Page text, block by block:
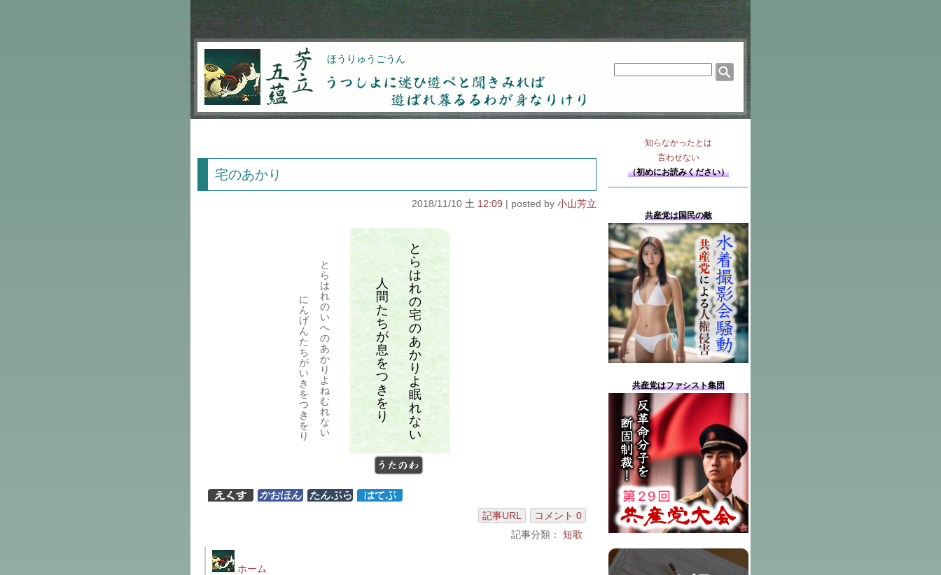
芳立五蘊 ほうりゅうごうん
うつしよに迷ひ遊べと聞きみれば遊ばれ暮るるわが
宅のあかり
2018/11/10 土 12:09 小山芳立
と
ら
は
れ
の
宅
の
あ
か
り
よ
眠
れ
な
い
人
間
た
ち
が
息
を
つ
き
を
り
と
ら
は
れ
の
い
へ
の
あ
か
り
よ
ね
む
れ
な
い
に
ん
げ
ん
た
ち
が
い
き
を
つ
き
を
り
うたのわ
記事URL
コメント 0
記事分類： 短歌
ホーム
知らなかったとは
言わせない
（初めにお読みください）
共産党は国民の敵
共産党はファシスト集団